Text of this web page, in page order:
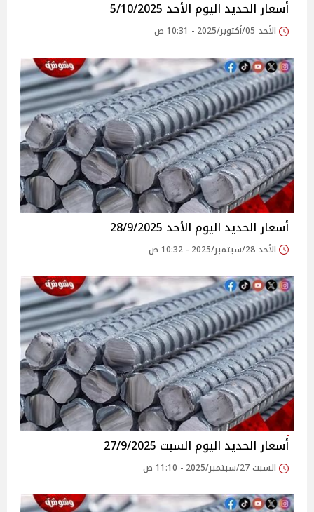
أسعار الحديد اليوم الأحد 5/10/2025
الأحد 05/أكتوبر/2025 - 10:31 ص
أسعار الحديد اليوم الأحد 28/9/2025
الأحد 28/سبتمبر/2025 - 10:32 ص
أسعار الحديد اليوم السبت 27/9/2025
السبت 27/سبتمبر/2025 - 11:10 ص